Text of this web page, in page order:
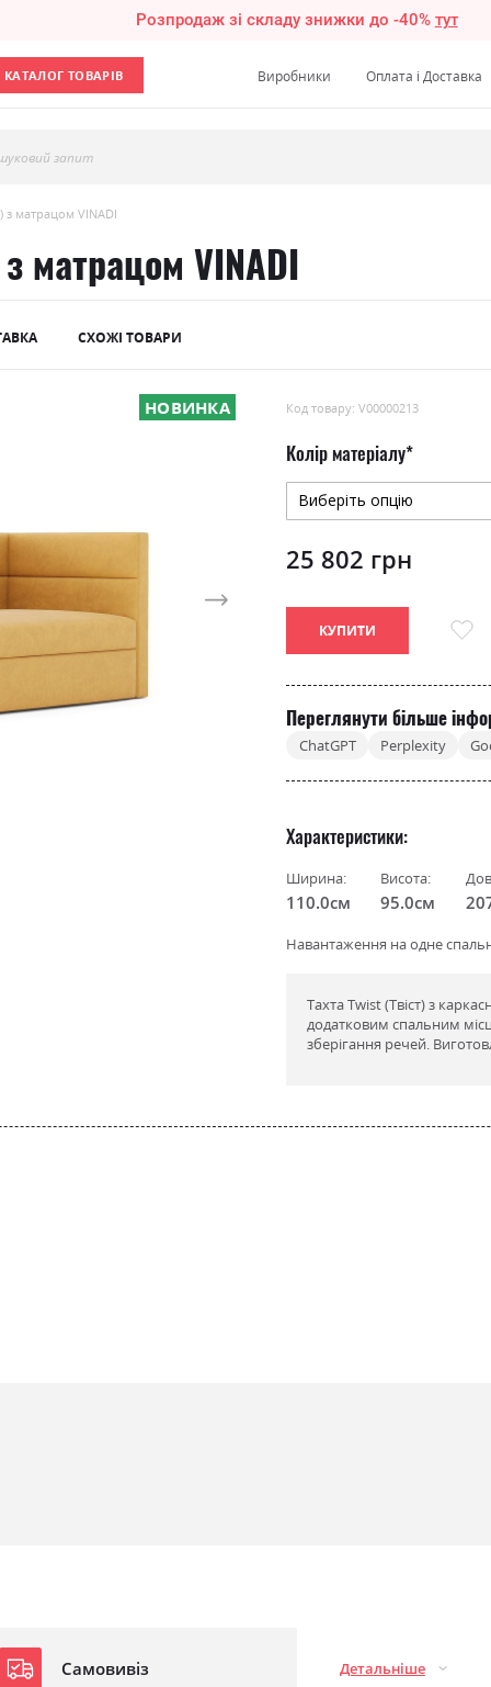
Розпродаж зі складу знижки до -40% тут
КАТАЛОГ ТОВАРІВ Виробники Оплата і Доставка
запит
з матрацом VINADI
матрацом VINADI
СХОЖІ ТОВАРИ
НОВИНКА Код товару: V00000213
Колір матеріалу
25 802 грн
КУПИТИ
Переглянути більше
ChatGPT Perplexity
Характеристики
Ширина:
110.0см
Висота:
95.0см
Навантаження на одне
Тахта Twist (Твіст) з
додатковим спальним
зберігання речей.
Самовивіз Детальніше